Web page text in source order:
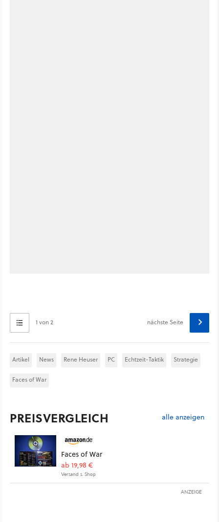
1 von 2 nächste Seite
Artikel News Rene Heuser PC Echtzeit-Taktik Strategie
Faces of War
PREISVERGLEICH alle anzeigen
Faces of War
ab 19,98 €
Versand s. Shop
ANZEIGE